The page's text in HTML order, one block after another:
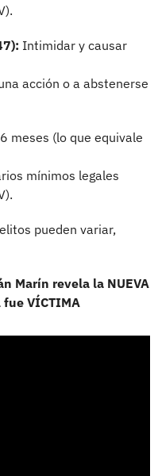
Intimidar y causar
acción o a abstenerse
meses (lo que equivale
mínimos legales
pueden variar,
Marín revela la NUEVA
fue VÍCTIMA